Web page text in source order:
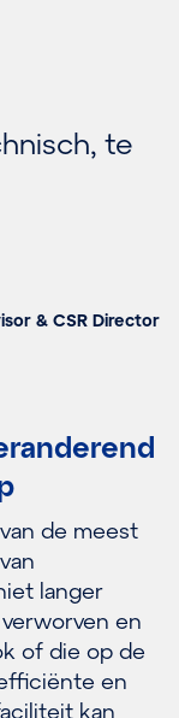
te
& CSR Director
de meest
langer
en
of die op de
en
kan